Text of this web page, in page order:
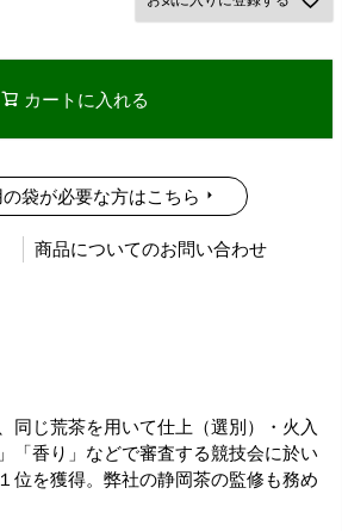
カートに入れる
袋が必要な方はこちら
商品についてのお問い合わせ
同じ荒茶を用いて仕上（選別）・火入
「香り」などで審査する競技会に於い
位を獲得。弊社の静岡茶の監修も務め